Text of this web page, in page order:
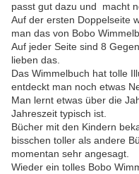
passt gut dazu und macht
Auf der ersten Doppelseite
man das von Bobo
Auf jeder Seite sind 8
lieben das.
Das Wimmelbuch hat tolle
entdeckt man noch etwas
Man lernt etwas über die
Jahreszeit typisch ist.
Bücher mit den Kindern
bisschen toller als andere
momentan sehr angesagt.
Wieder ein tolles Bobo